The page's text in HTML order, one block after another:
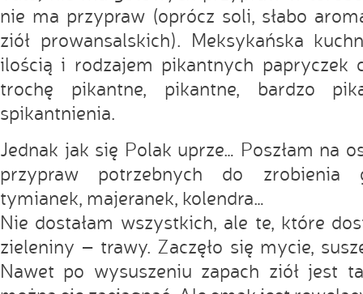
nie ma przypraw (oprócz soli, słabo
ziół prowansalskich). Meksykańska
ilością i rodzajem pikantnych papryczek
trochę pikantne, pikantne, bardzo
spikantnienia.
Jednak jak się Polak uprze… Poszłam na
przypraw potrzebnych do zrobienia
tymianek, majeranek, kolendra…
Nie dostałam wszystkich, ale te, które
zieleniny – trawy. Zaczęło się mycie,
Nawet po wysuszeniu zapach ziół jest